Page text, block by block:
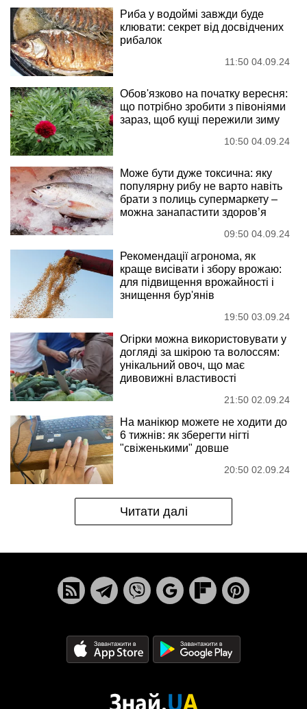
Риба у водоймі завжди буде
клювати: секрет від досвідчених
рибалок
11:50 04.09.24
Обов'язково на початку вересня:
що потрібно зробити з півоніями
зараз, щоб кущі пережили зиму
10:50 04.09.24
Може бути дуже токсична: яку
популярну рибу не варто навіть
брати з полиць супермаркету –
можна занапастити здоров’я
09:50 04.09.24
Рекомендації агронома, як
краще висівати і збору врожаю:
для підвищення врожайності і
знищення бур'янів
19:50 03.09.24
Огірки можна використовувати у
догляді за шкірою та волоссям:
унікальний овоч, що має
дивовижні властивості
21:50 02.09.24
На манікюр можете не ходити до
6 тижнів: як зберегти нігті
"свіженькими" довше
20:50 02.09.24
Читати далі